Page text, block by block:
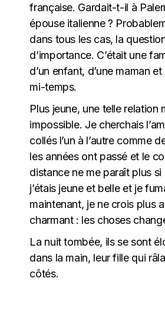
française. Gardait-t-il à
épouse italienne ?
dans tous les cas, la
d’importance. C’était une
d’un enfant, d’une maman et
mi-temps.
Plus jeune, une telle relation
impossible. Je cherchais
collés l’un à l’autre comme
les années ont passé et le
distance ne me paraît plus
j’étais jeune et belle et je
maintenant, je ne crois plus
charmant : les choses
La nuit tombée, ils se sont
dans la main, leur fille qui
côtés.